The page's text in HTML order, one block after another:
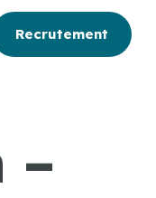
Recrutement
–